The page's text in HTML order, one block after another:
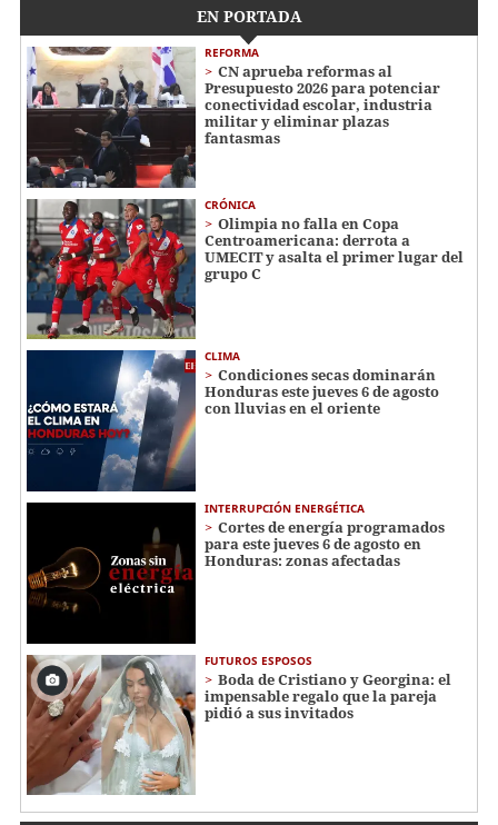
EN PORTADA
REFORMA
CN aprueba reformas al
Presupuesto 2026 para potenciar
conectividad escolar, industria
militar y eliminar plazas
fantasmas
CRÓNICA
Olimpia no falla en Copa
Centroamericana: derrota a
UMECIT y asalta el primer lugar del
grupo C
CLIMA
Condiciones secas dominarán
Honduras este jueves 6 de agosto
con lluvias en el oriente
INTERRUPCIÓN ENERGÉTICA
Cortes de energía programados
para este jueves 6 de agosto en
Honduras: zonas afectadas
FUTUROS ESPOSOS
Boda de Cristiano y Georgina: el
impensable regalo que la pareja
pidió a sus invitados